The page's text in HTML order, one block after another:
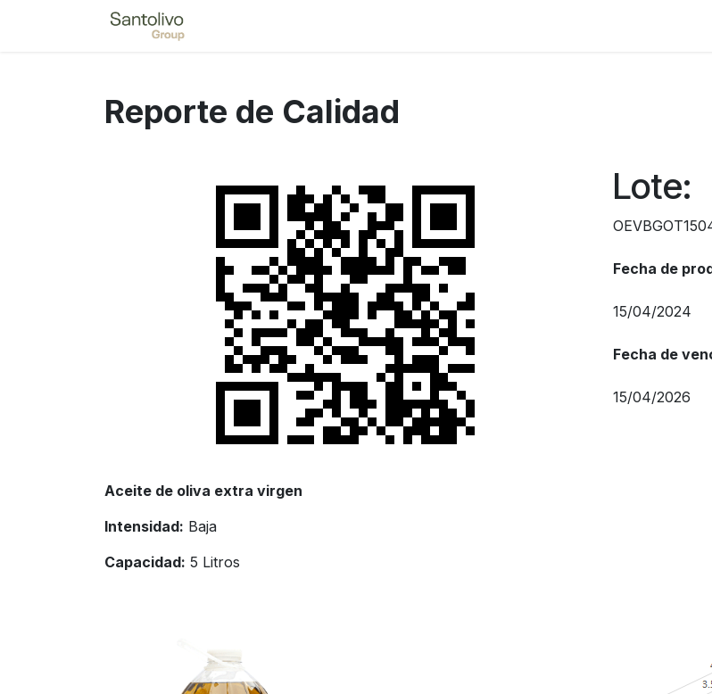
Reporte de Calidad
Lote:
Fecha de
15/04/2024
Fecha de
15/04/2026
Aceite de oliva extra virgen
Intensidad: Baja
Capacidad: 5 Litros